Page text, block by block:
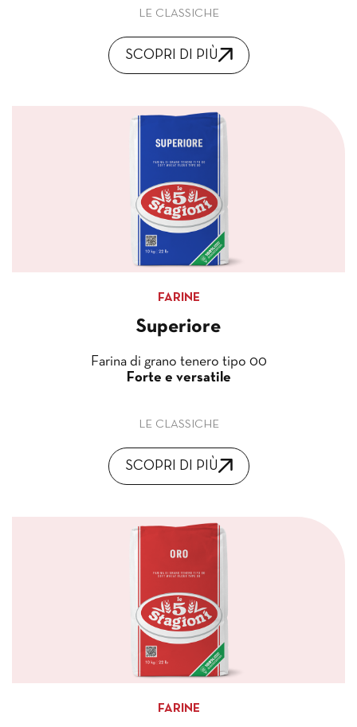
LE CLASSICHE
SCOPRI DI PIÙ
FARINE
Superiore
Farina di grano tenero tipo 00
Forte e versatile
LE CLASSICHE
SCOPRI DI PIÙ
FARINE